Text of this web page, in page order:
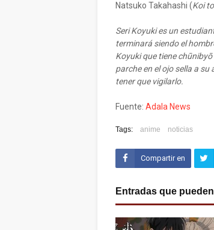
Natsuko Takahashi (Koi
Seri Koyuki es un
terminará siendo el
Koyuki que tiene
parche en el ojo sella a
tener que vigilarlo.
Fuente: Adala News
Tags: anime noticias
Compartir en
Entradas que